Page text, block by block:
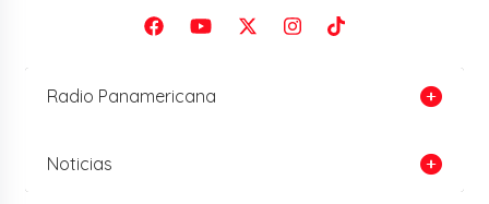
Radio Panamericana
Noticias